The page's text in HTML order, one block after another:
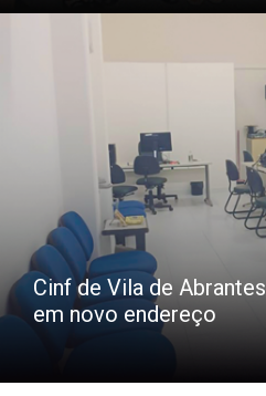
Cinf de Vila de Abrantes
em novo endereço